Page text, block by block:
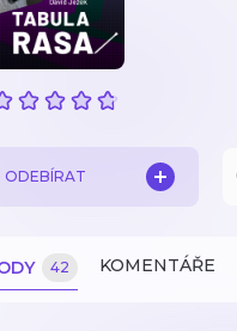
ODEBÍRAT
42 KOMENTÁŘE